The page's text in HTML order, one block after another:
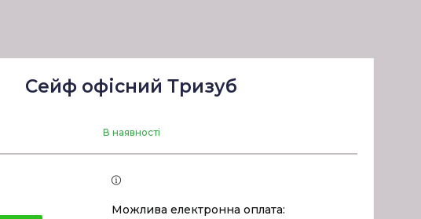
Сейф офісний Тризуб
В наявності